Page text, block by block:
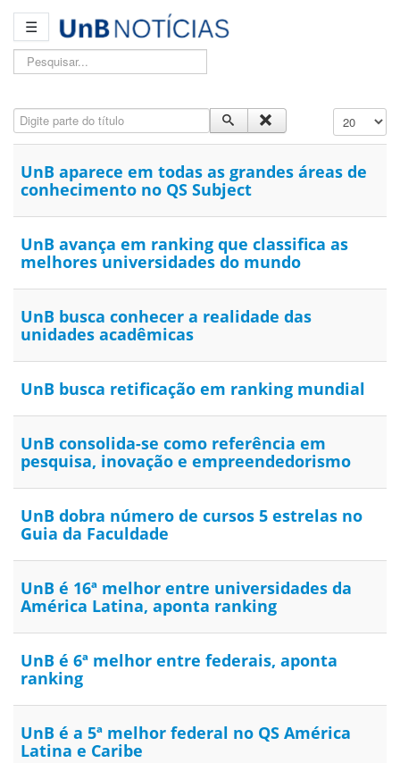
☰
Pesquisar...
Digite parte do título Exibir #
UnB aparece em todas as grandes áreas de
conhecimento no QS Subject
UnB avança em ranking que classifica as
melhores universidades do mundo
UnB busca conhecer a realidade das
unidades acadêmicas
UnB busca retificação em ranking mundial
UnB consolida-se como referência em
pesquisa, inovação e empreendedorismo
UnB dobra número de cursos 5 estrelas no
Guia da Faculdade
UnB é 16ª melhor entre universidades da
América Latina, aponta ranking
UnB é 6ª melhor entre federais, aponta
ranking
UnB é a 5ª melhor federal no QS América
Latina e Caribe